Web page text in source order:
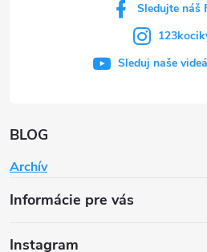
BLOG
Archív
Informácie pre vás
Sledujte náš
Sleduj naše
Instagram